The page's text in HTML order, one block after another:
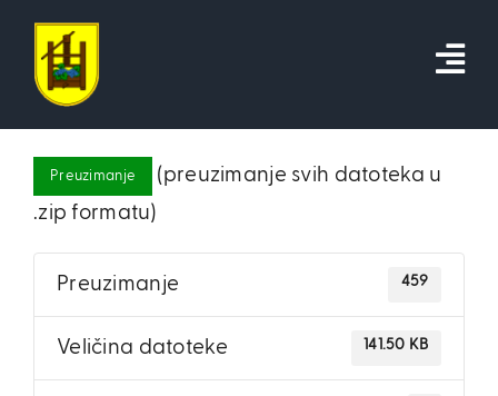
content
Preuzimanje
(preuzimanje svih datoteka u
.zip formatu)
Preuzimanje 459
Veličina datoteke 141.50 KB